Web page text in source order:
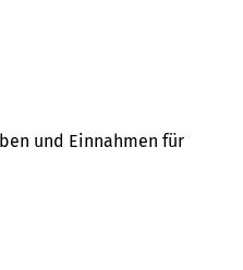
und Ein­nahmen für